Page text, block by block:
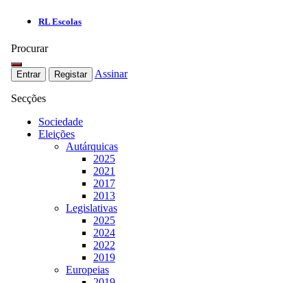
RL Escolas
Procurar
Entrar Registar Assinar
Secções
Sociedade
Eleições
Autárquicas
2025
2021
2017
2013
Legislativas
2025
2024
2022
2019
Europeias